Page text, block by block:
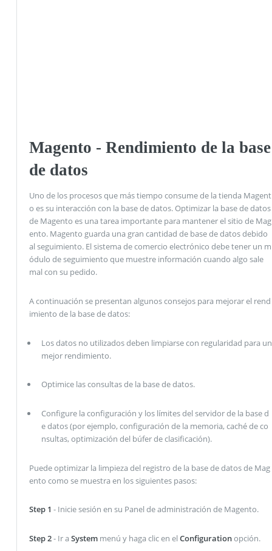
Magento - Rendimiento de la base
de datos
Uno de los procesos que más tiempo consume de la tienda Magent
o es su interacción con la base de datos. Optimizar la base de datos
de Magento es una tarea importante para mantener el sitio de Mag
ento. Magento guarda una gran cantidad de base de datos debido
al seguimiento. El sistema de comercio electrónico debe tener un m
ódulo de seguimiento que muestre información cuando algo sale
mal con su pedido.
A continuación se presentan algunos consejos para mejorar el rend
imiento de la base de datos:
Los datos no utilizados deben limpiarse con regularidad para un
mejor rendimiento.
Optimice las consultas de la base de datos.
Configure la configuración y los límites del servidor de la base d
e datos (por ejemplo, configuración de la memoria, caché de co
nsultas, optimización del búfer de clasificación).
Puede optimizar la limpieza del registro de la base de datos de Mag
ento como se muestra en los siguientes pasos:
Step 1 - Inicie sesión en su Panel de administración de Magento.
Step 2- Ir a Systemmenú y haga clic en el Configurationopción.